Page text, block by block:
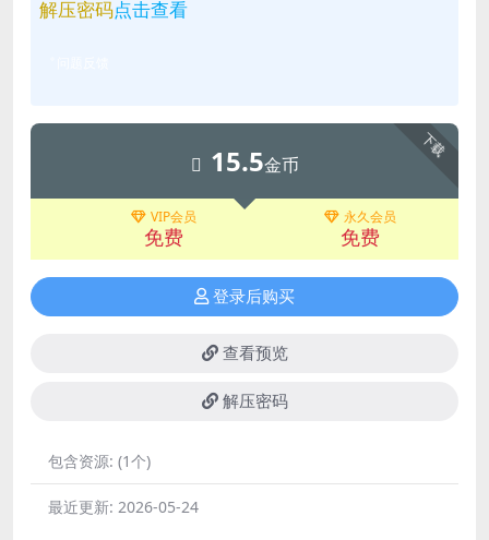
解压密码点击查看
下载
15.5金币
VIP会员
免费
永久会员
免费
登录后购买
查看预览
解压密码
包含资源: (1个)
最近更新: 2026-05-24